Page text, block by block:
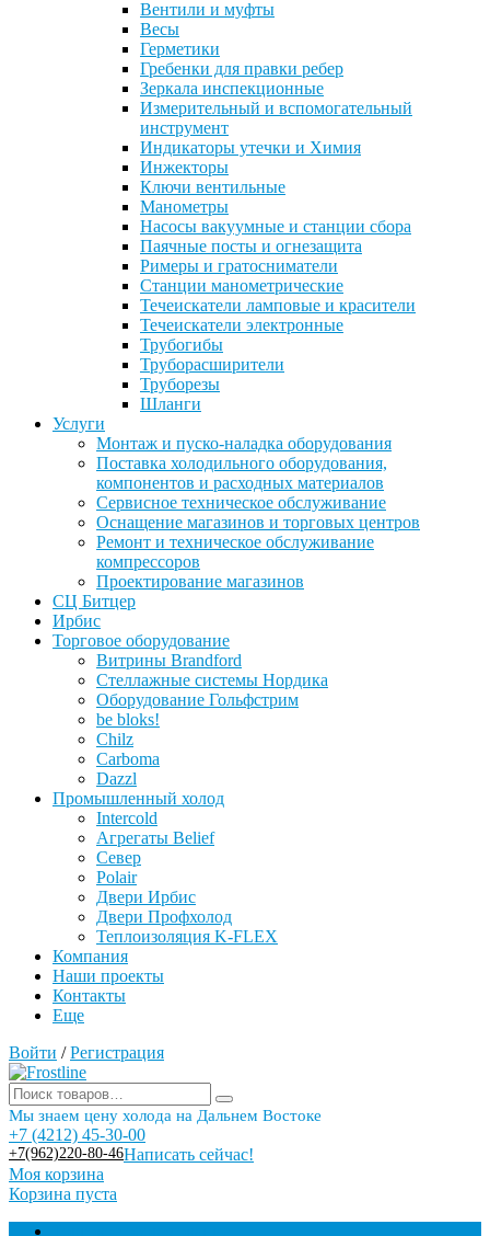
Вентили и муфты
Весы
Герметики
Гребенки для правки ребер
Зеркала инспекционные
Измерительный и вспомогательный
инструмент
Индикаторы утечки и Химия
Инжекторы
Ключи вентильные
Манометры
Насосы вакуумные и станции сбора
Паячные посты и огнезащита
Римеры и гратосниматели
Станции манометрические
Течеискатели ламповые и красители
Течеискатели электронные
Трубогибы
Труборасширители
Труборезы
Шланги
Услуги
Монтаж и пуско-наладка оборудования
Поставка холодильного оборудования,
компонентов и расходных материалов
Сервисное техническое обслуживание
Оснащение магазинов и торговых центров
Ремонт и техническое обслуживание
компрессоров
Проектирование магазинов
СЦ Битцер
Ирбис
Торговое оборудование
Витрины Brandford
Стеллажные системы Нордика
Оборудование Гольфстрим
be bloks!
Chilz
Carboma
Dazzl
Промышленный холод
Intercold
Агрегаты Belief
Север
Polair
Двери Ирбис
Двери Профхолод
Теплоизоляция K-FLEX
Компания
Наши проекты
Контакты
Еще
Войти / Регистрация
Мы знаем цену холода на Дальнем Востоке
+7 (4212) 45-30-00
+7(962)220-80-46Написать сейчас!
Моя корзина
Корзина пуста